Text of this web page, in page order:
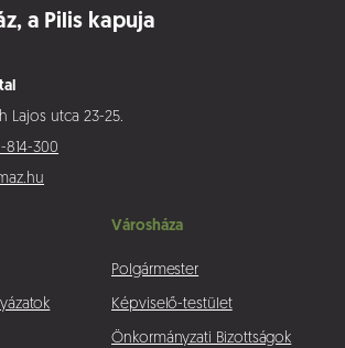
a Pilis kapuja
Lajos utca 23-25.
300
Városháza
Polgármester
Képviselő-testület
Önkormányzati Bizottságok